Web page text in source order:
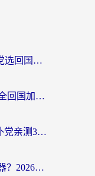
ChickCN和章鱼哪个好？海外党选回国加速器的3个关键维度 + 实用避坑指南
中国VPN评测：海外党2026最全回国加速器选择指南，告别地区限制不踩坑
雷神手游和hi龟龟好用吗？海外党亲测3款回国加速器，教你选对国外到国内加速器
在法国玩国内游戏用什么加速器？2026实测解决延迟卡顿的实用指南